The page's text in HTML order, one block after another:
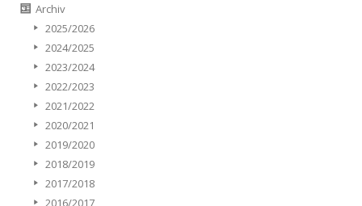
Archiv
2025/2026
2024/2025
2023/2024
2022/2023
2021/2022
2020/2021
2019/2020
2018/2019
2017/2018
2016/2017